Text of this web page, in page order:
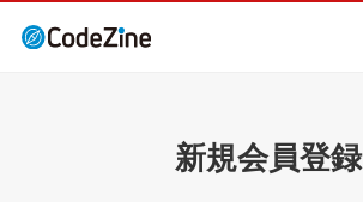
新規会員登録